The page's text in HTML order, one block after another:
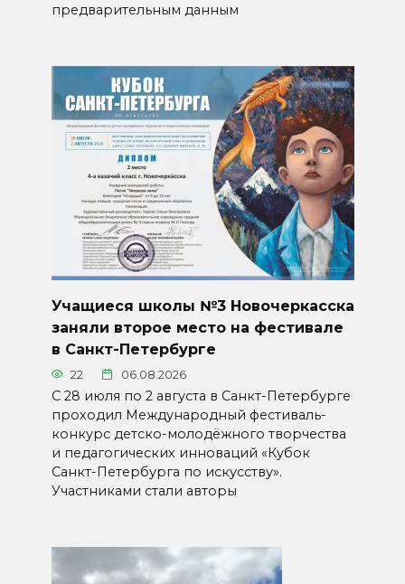
предварительным данным
Учащиеся школы №3 Новочеркасска
заняли второе место на фестивале
в Санкт-Петербурге
22 06.08.2026
С 28 июля по 2 августа в Санкт-Петербурге
проходил Международный фестиваль-
конкурс детско-молодёжного творчества
и педагогических инноваций «Кубок
Санкт-Петербурга по искусству».
Участниками стали авторы